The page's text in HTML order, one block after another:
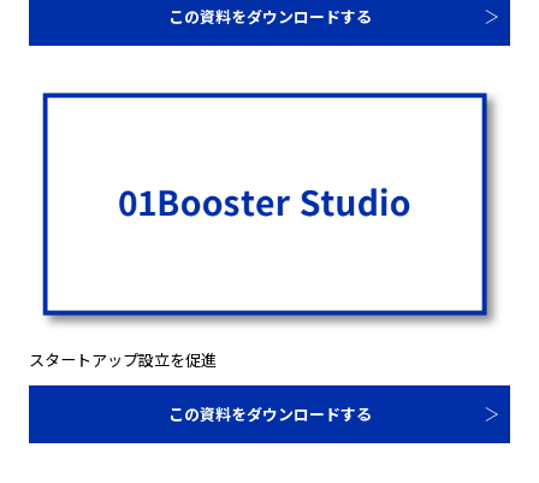
この資料をダウンロードする
スタートアップ設立を促進
この資料をダウンロードする